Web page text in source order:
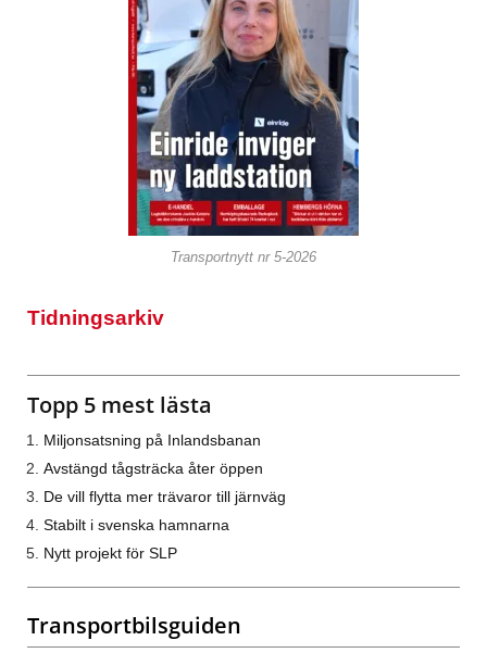
Transportnytt nr 5-2026
Tidningsarkiv
Topp 5 mest lästa
Miljonsatsning på Inlandsbanan
Avstängd tågsträcka åter öppen
De vill flytta mer trävaror till järnväg
Stabilt i svenska hamnarna
Nytt projekt för SLP
Transportbilsguiden